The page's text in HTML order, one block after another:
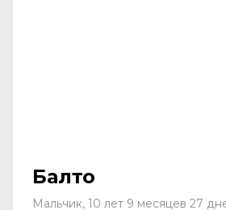
Балто
Мальчик, 10 лет 9 месяцев 27